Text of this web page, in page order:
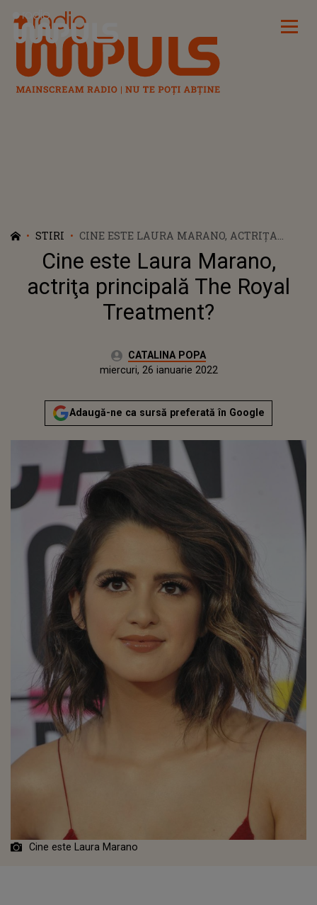
Radio Impuls
STIRI
CINE ESTE LAURA MARANO, ACTRIŢA
PRINCIPALĂ THE ROYAL TREATMENT?
Cine este Laura Marano,
actriţa principală The Royal
Treatment?
Autor:CATALINA POPA
miercuri, 26 ianuarie 2022
Actualizat:
miercuri, 26 ianuarie 2022
Adaugă-ne ca sursă preferată în Google
Cine este Laura Marano